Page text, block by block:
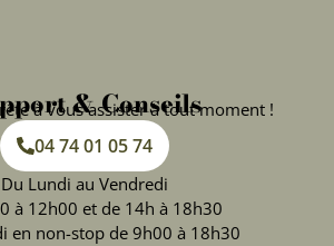
& Conseils
à vous assister à tout moment !
04 74 01 05 74
Du Lundi au Vendredi
à 12h00 et de 14h à 18h30
en non-stop de 9h00 à 18h30